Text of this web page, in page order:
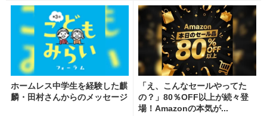
ホームレス中学生を経験した麒
麟・田村さんからのメッセージ
「え、こんなセールやってた
の？」80％OFF以上が続々登
場！Amazonの本気が...